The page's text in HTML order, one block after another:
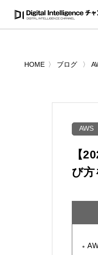
HOME ブログ
AWS
【
び方